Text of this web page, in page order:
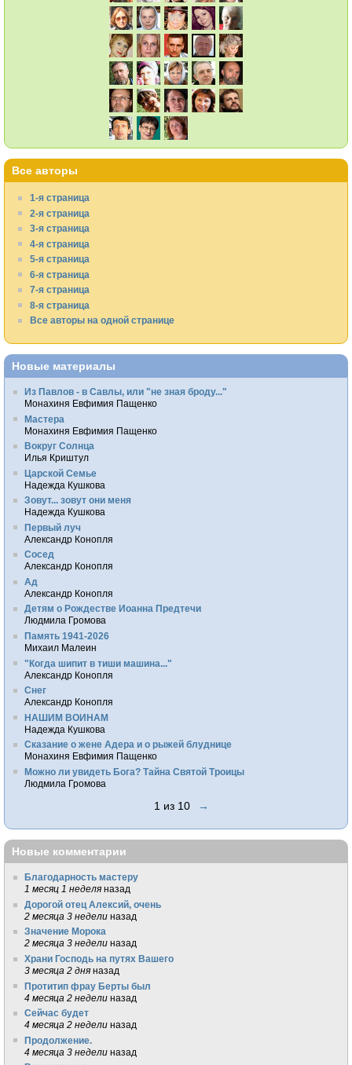
Все авторы
1-я страница
2-я страница
3-я страница
4-я страница
5-я страница
6-я страница
7-я страница
8-я страница
Все авторы на одной странице
Новые материалы
Из Павлов - в Савлы, или "не зная броду..."
Монахиня Евфимия Пащенко
Мастера
Монахиня Евфимия Пащенко
Вокруг Солнца
Илья Криштул
Царской Семье
Надежда Кушкова
Зовут... зовут они меня
Надежда Кушкова
Первый луч
Александр Конопля
Сосед
Александр Конопля
Ад
Александр Конопля
Детям о Рождестве Иоанна Предтечи
Людмила Громова
Память 1941-2026
Михаил Малеин
"Когда шипит в тиши машина..."
Александр Конопля
Снег
Александр Конопля
НАШИМ ВОИНАМ
Надежда Кушкова
Сказание о жене Адера и о рыжей блуднице
Монахиня Евфимия Пащенко
Можно ли увидеть Бога? Тайна Святой Троицы
Людмила Громова
1 из 10 →
Новые комментарии
Благодарность мастеру
1 месяц 1 неделя назад
Дорогой отец Алексий, очень
2 месяца 3 недели назад
Значение Морока
2 месяца 3 недели назад
Храни Господь на путях Вашего
3 месяца 2 дня назад
Протитип фрау Берты был
4 месяца 2 недели назад
Сейчас будет
4 месяца 2 недели назад
Продолжение.
4 месяца 3 недели назад